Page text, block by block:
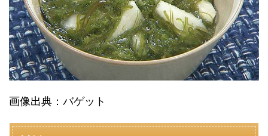
画像出典：バゲット